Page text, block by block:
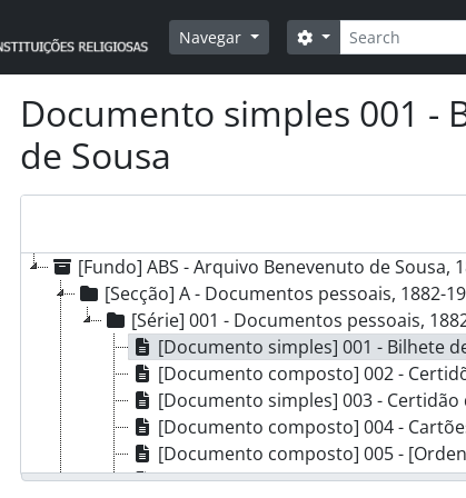
Navegar
Pesquisar
Opções de busca
Documento simples 001 -
de Sousa
[Fundo] ABS - Arquivo Benevenuto de Sousa,
[Secção] A - Documentos pessoais, 1882-
[Série] 001 - Documentos pessoais,
[Documento simples] 001 - Bilhete
[Documento composto] 002 -
[Documento simples] 003 - Certidão
[Documento composto] 004 -
[Documento composto] 005 -
[Documento composto] 006 -